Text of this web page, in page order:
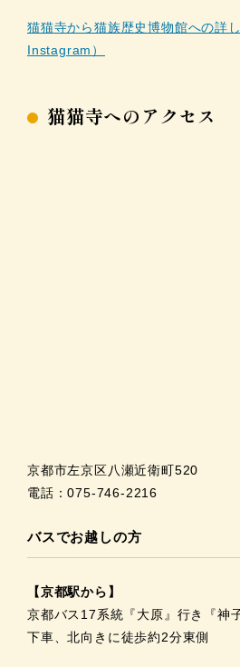
猫猫寺から猫族歴史博物館への詳
Instagram）
猫猫寺へのアクセス
京都市左京区八瀬近衛町520
電話：075-746-2216
バスでお越しの方
【京都駅から】
京都バス17系統『大原』行き『神
下車、北向きに徒歩約2分東側